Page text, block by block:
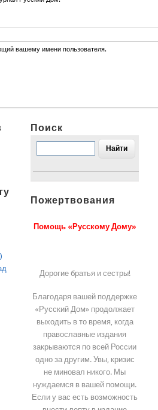
вашему имени пользователя.
Поиск
Пожертвования
Помощь «Русскому Дому»
Дорогие братья и сестры!
Благодаря вашей поддержке
«Русский Дом» продолжает
выходить в то время, когда
православные издания
закрываются по всей России
одно за другим. Увы, кризис
не миновал никого. Мы
нуждаемся в вашей помощи.
Если у вас есть возможность